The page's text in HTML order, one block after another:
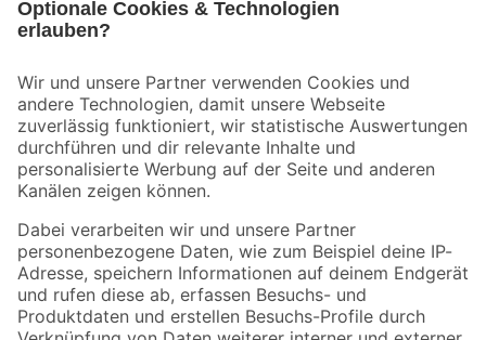
Der toom Newsletter: Keine Angebote und Aktionen mehr verpassen!
Zur Newsletter Anmeldung
Folge uns
Zahlungsarten Versandarten